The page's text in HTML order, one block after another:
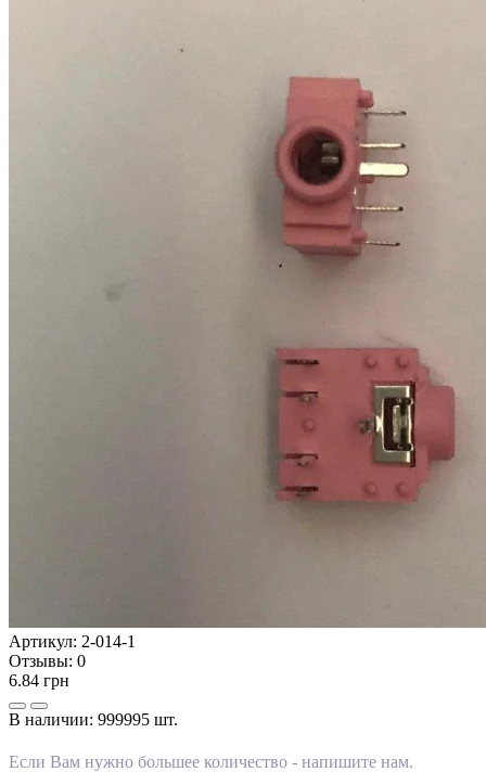
Артикул: 2-014-1
Отзывы: 0
6.84 грн
В наличии: 999995 шт.
Если Вам нужно большее количество - напишите нам.